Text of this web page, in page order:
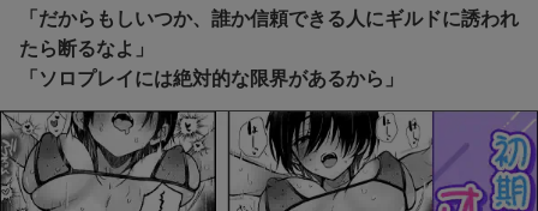
「だからもしいつか、誰か信頼できる人にギルドに誘われ
たら断るなよ」
「ソロプレイには絶対的な限界があるから」